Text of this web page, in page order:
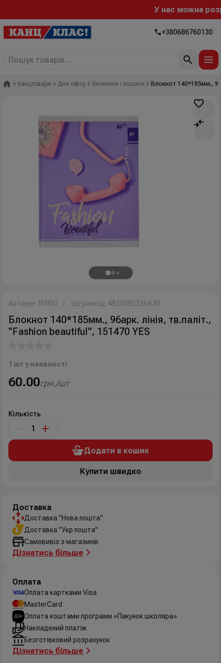
У нас можна
+380686760130
Головна
Канцтовари Для офісу Блокноти і зошити Блокнот 140*185мм.,
Артикул: 151470 Штрихкод: 4823092236630
Блокнот 140*185мм., 96арк. лінія, тв.паліт.,
"Fashion beautiful", 151470 YES
1 шт у наявності
60.00грн./шт
Кількість
Додати в кошик
Купити швидко
Доставка
Доставка "Нова пошта"
Доставка "Укр пошта"
Самовивіз з магазинів
Дізнатись більше
Оплата
Оплата картками Visa
MasterCard
Оплата коштами програми «Пакунок школяра»
Накладений платіж
Безготівковий розрахунок
Дізнатись більше